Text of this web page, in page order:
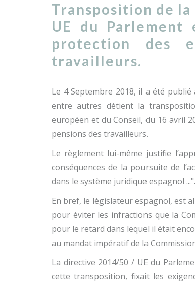
Transposition de
UE du
protection des
travailleurs.
Le 4 Septembre 2018, il a été
entre autres détient la
européen et du Conseil, du 16 avril
pensions des travailleurs.
Le règlement lui-même justifie
conséquences de la poursuite de
dans le système juridique espagnol ...".
En bref, le législateur espagnol, est
pour éviter les infractions que la
pour le retard dans lequel il était
au mandat impératif de la
La directive 2014/50 / UE du
cette transposition, fixait les